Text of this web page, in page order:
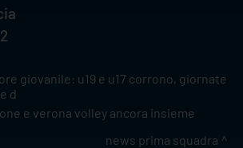
giovanile: u19 e u17 corrono, giornate
d
e verona volley ancora insieme
news prima squadra